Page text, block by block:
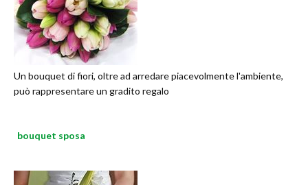
Un bouquet di fiori, oltre ad arredare piacevolmente l'ambiente,
può rappresentare un gradito regalo
bouquet sposa